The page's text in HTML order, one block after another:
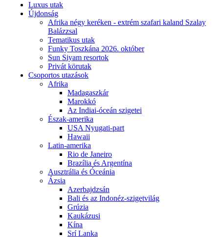
Luxus utak
Újdonság
Afrika négy keréken - extrém szafari kaland Szalay
Balázzsal
Tematikus utak
Funky Toszkána 2026. október
Sun Siyam resortok
Privát körutak
Csoportos utazások
Afrika
Madagaszkár
Marokkó
Az Indiai-óceán szigetei
Észak-amerika
USA Nyugati-part
Hawaii
Latin-amerika
Rio de Janeiro
Brazília és Argentína
Ausztrália és Óceánia
Ázsia
Azerbajdzsán
Bali és az Indonéz-szigetvilág
Grúzia
Kaukázusi
Kína
Srí Lanka